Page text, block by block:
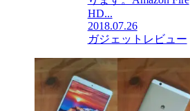
HD...
2018.07.26
ガジェットレビュー